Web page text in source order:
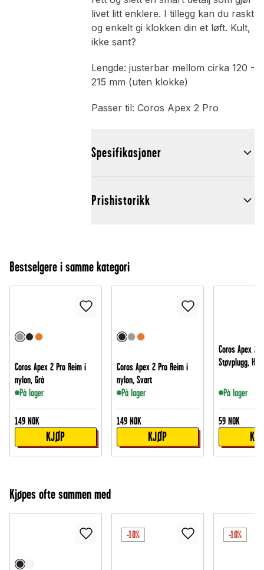
livet litt enklere. I tillegg kan du raskt
og enkelt gi klokken din et løft. Kult,
ikke sant?
Lengde: justerbar mellom cirka 120 -
215 mm (uten klokke)
Passer til: Coros Apex 2 Pro
Spesifikasjoner
Prishistorikk
Bestselgere i samme kategori
Coros Apex 2 Pro Reim i
nylon, Grå
På lager
149 NOK
KJØP
Coros Apex 2 Pro Reim i
nylon, Svart
På lager
149 NOK
KJØP
Coros Apex 2
Støvplugg, Hvit
På lager
59 NOK
Kjøpes ofte sammen med
-10% -10%